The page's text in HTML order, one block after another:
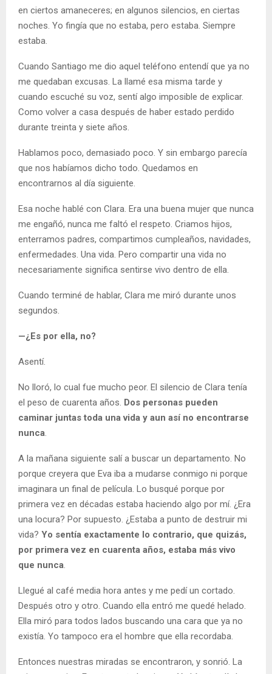
en ciertos amaneceres; en algunos silencios, en ciertas
noches. Yo fingía que no estaba, pero estaba. Siempre
estaba.
Cuando Santiago me dio aquel teléfono entendí que ya no
me quedaban excusas. La llamé esa misma tarde y
cuando escuché su voz, sentí algo imposible de explicar.
Como volver a casa después de haber estado perdido
durante treinta y siete años.
Hablamos poco, demasiado poco. Y sin embargo parecía
que nos habíamos dicho todo. Quedamos en
encontrarnos al día siguiente.
Esa noche hablé con Clara. Era una buena mujer que nunca
me engañó, nunca me faltó el respeto. Criamos hijos,
enterramos padres, compartimos cumpleaños, navidades,
enfermedades. Una vida. Pero compartir una vida no
necesariamente significa sentirse vivo dentro de ella.
Cuando terminé de hablar, Clara me miró durante unos
segundos.
—¿Es por ella, no?
Asentí.
No lloró, lo cual fue mucho peor. El silencio de Clara tenía
el peso de cuarenta años. Dos personas pueden
caminar juntas toda una vida y aun así no encontrarse
nunca.
A la mañana siguiente salí a buscar un departamento. No
porque creyera que Eva iba a mudarse conmigo ni porque
imaginara un final de película. Lo busqué porque por
primera vez en décadas estaba haciendo algo por mí. ¿Era
una locura? Por supuesto. ¿Estaba a punto de destruir mi
vida? Yo sentía exactamente lo contrario, que quizás,
por primera vez en cuarenta años, estaba más vivo
que nunca.
Llegué al café media hora antes y me pedí un cortado.
Después otro y otro. Cuando ella entró me quedé helado.
Ella miró para todos lados buscando una cara que ya no
existía. Yo tampoco era el hombre que ella recordaba.
Entonces nuestras miradas se encontraron, y sonrió. La